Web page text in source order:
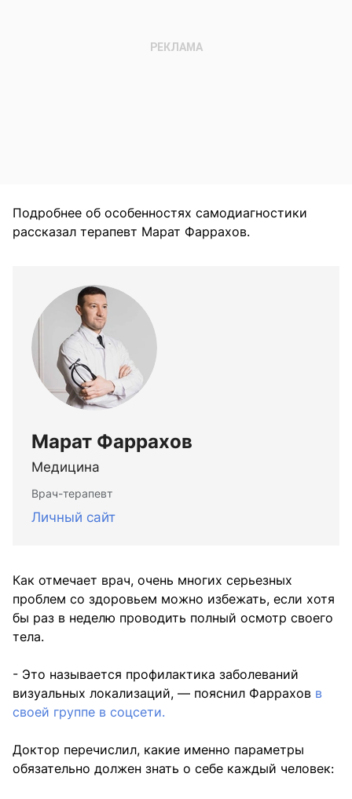
Подробнее об особенностях самодиагностики
рассказал терапевт Марат Фаррахов.
Марат Фаррахов
Медицина
Врач-терапевт
Личный сайт
Как отмечает врач, очень многих серьезных
проблем со здоровьем можно избежать, если хотя
бы раз в неделю проводить полный осмотр своего
тела.
- Это называется профилактика заболеваний
визуальных локализаций, — пояснил Фаррахов в
своей группе в соцсети.
Доктор перечислил, какие именно параметры
обязательно должен знать о себе каждый человек: